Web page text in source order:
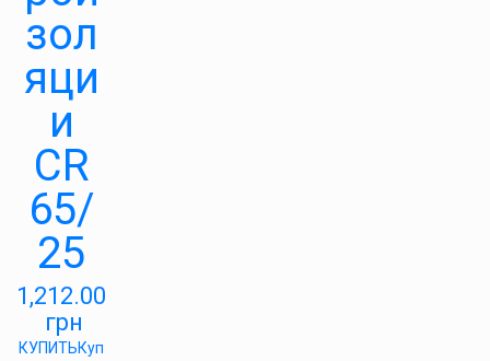
зол
яци
и
СR
65/
25
1,212.00
грн
КУПИТЬКуп